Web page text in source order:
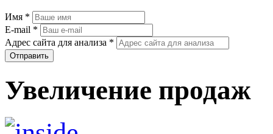
Имя *
E-mail *
Адрес сайта для анализа *
Увеличение продаж